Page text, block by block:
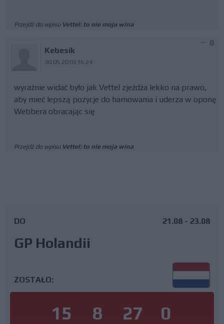
Przejdź do wpisu Vettel: to nie moja wina
Kebesik
30.05.2010 16:24
0
wyraźnie widać było jak Vettel zjeżdża lekko na prawo,
aby mieć lepszą pozycje do hamowania i uderza w oponę
Webbera obracając się
Przejdź do wpisu Vettel: to nie moja wina
DO
GP Holandii
21.08 - 23.08
ZOSTAŁO:
15 8 26 59